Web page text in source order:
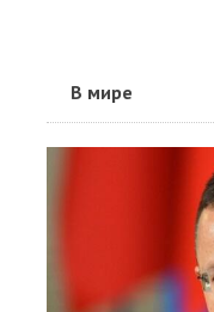
В мире